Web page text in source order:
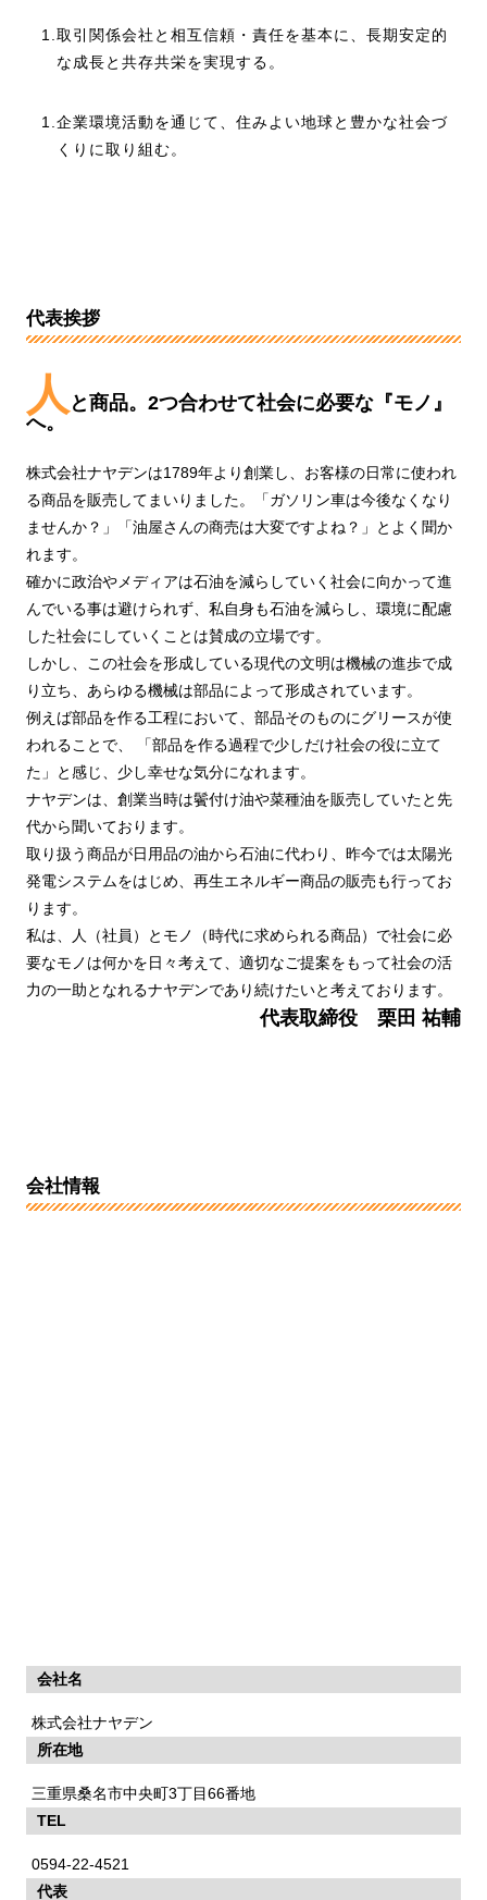
1.取引関係会社と相互信頼・責任を基本に、長期安定的
な成長と共存共栄を実現する。
1.企業環境活動を通じて、住みよい地球と豊かな社会づ
くりに取り組む。
代表挨拶
人 と商品。2つ合わせて社会に必要な『モノ』
へ。
株式会社ナヤデンは1789年より創業し、お客様の日常に使われ
る商品を販売してまいりました。「ガソリン車は今後なくなり
ませんか？」「油屋さんの商売は大変ですよね？」とよく聞か
れます。
確かに政治やメディアは石油を減らしていく社会に向かって進
んでいる事は避けられず、私自身も石油を減らし、環境に配慮
した社会にしていくことは賛成の立場です。
しかし、この社会を形成している現代の文明は機械の進歩で成
り立ち、あらゆる機械は部品によって形成されています。
例えば部品を作る工程において、部品そのものにグリースが使
われることで、 「部品を作る過程で少しだけ社会の役に立て
た」と感じ、少し幸せな気分になれます。
ナヤデンは、創業当時は鬢付け油や菜種油を販売していたと先
代から聞いております。
取り扱う商品が日用品の油から石油に代わり、昨今では太陽光
発電システムをはじめ、再生エネルギー商品の販売も行ってお
ります。
私は、人（社員）とモノ（時代に求められる商品）で社会に必
要なモノは何かを日々考えて、適切なご提案をもって社会の活
力の一助となれるナヤデンであり続けたいと考えております。
代表取締役 栗田 祐輔
会社情報
会社名
株式会社ナヤデン
所在地
三重県桑名市中央町3丁目66番地
TEL
0594-22-4521
代表